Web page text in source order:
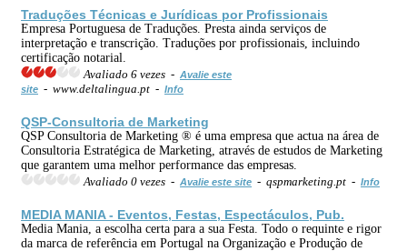
Traduções Técnicas e Jurídicas por Profissionais
Empresa Portuguesa de Traduções. Presta ainda serviços de
interpretação e transcrição. Traduções por profissionais, incluindo
certificação notarial.
Avaliado 6 vezes - Avalie este
site - www.deltalingua.pt - Info
QSP-Consultoria de Marketing
QSP Consultoria de Marketing ® é uma empresa que actua na área de
Consultoria Estratégica de Marketing, através de estudos de Marketing
que garantem uma melhor performance das empresas.
Avaliado 0 vezes - Avalie este site - qspmarketing.pt - Info
MEDIA MANIA - Eventos, Festas, Espectáculos, Pub.
Media Mania, a escolha certa para a sua Festa. Todo o requinte e rigor
da marca de referência em Portugal na Organização e Produção de